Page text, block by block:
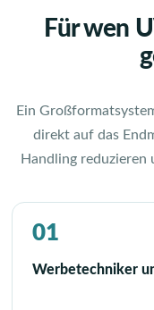
Für wen
Ein
direkt auf das
Handling reduzieren
01
Werbetechniker